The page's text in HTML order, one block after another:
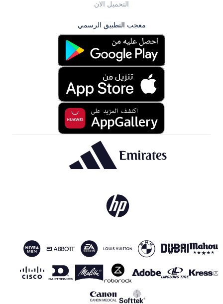
التحميل الان
معجب التطبيق الرسمي